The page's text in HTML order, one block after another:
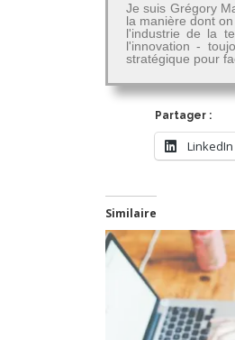
Je suis Grégory
la manière dont
l'industrie de la
l'innovation -
stratégique pour
Partager :
LinkedIn
Similaire